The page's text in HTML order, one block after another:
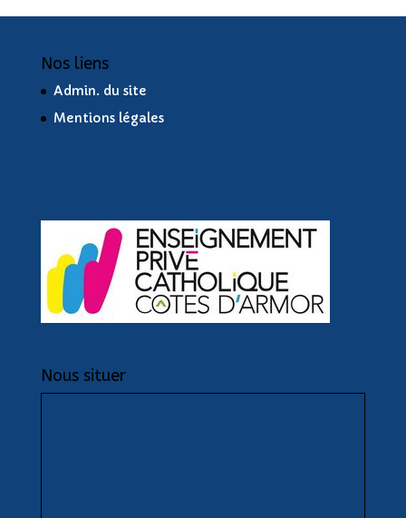
Nos liens
Admin. du site
Mentions légales
Nous situer